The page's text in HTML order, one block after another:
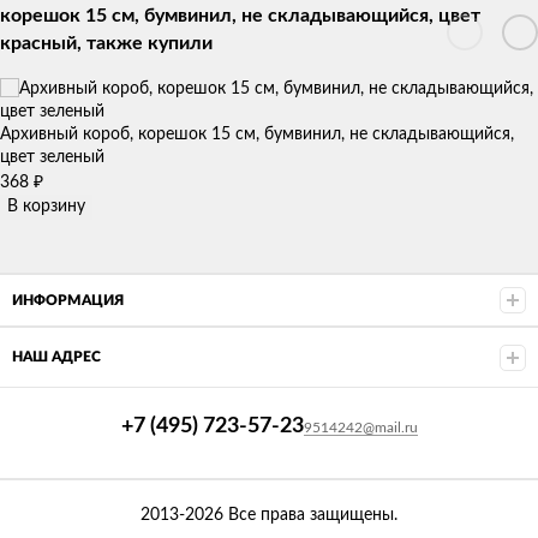
корешок 15 см, бумвинил, не складывающийся, цвет
красный, также купили
Архивный короб, корешок 15 см, бумвинил, не складывающийся,
цвет зеленый
368 ₽
В корзину
ИНФОРМАЦИЯ
НАШ АДРЕС
+7 (495) 723-57-239514242@mail.ru
2013-2026 Все права защищены.